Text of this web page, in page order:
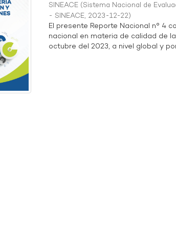
SINEACE (Sistema Nacional de
- SINEACE, 2023-12-22)
El presente Reporte Nacional n° 4
nacional en materia de calidad de
octubre del 2023, a nivel global y